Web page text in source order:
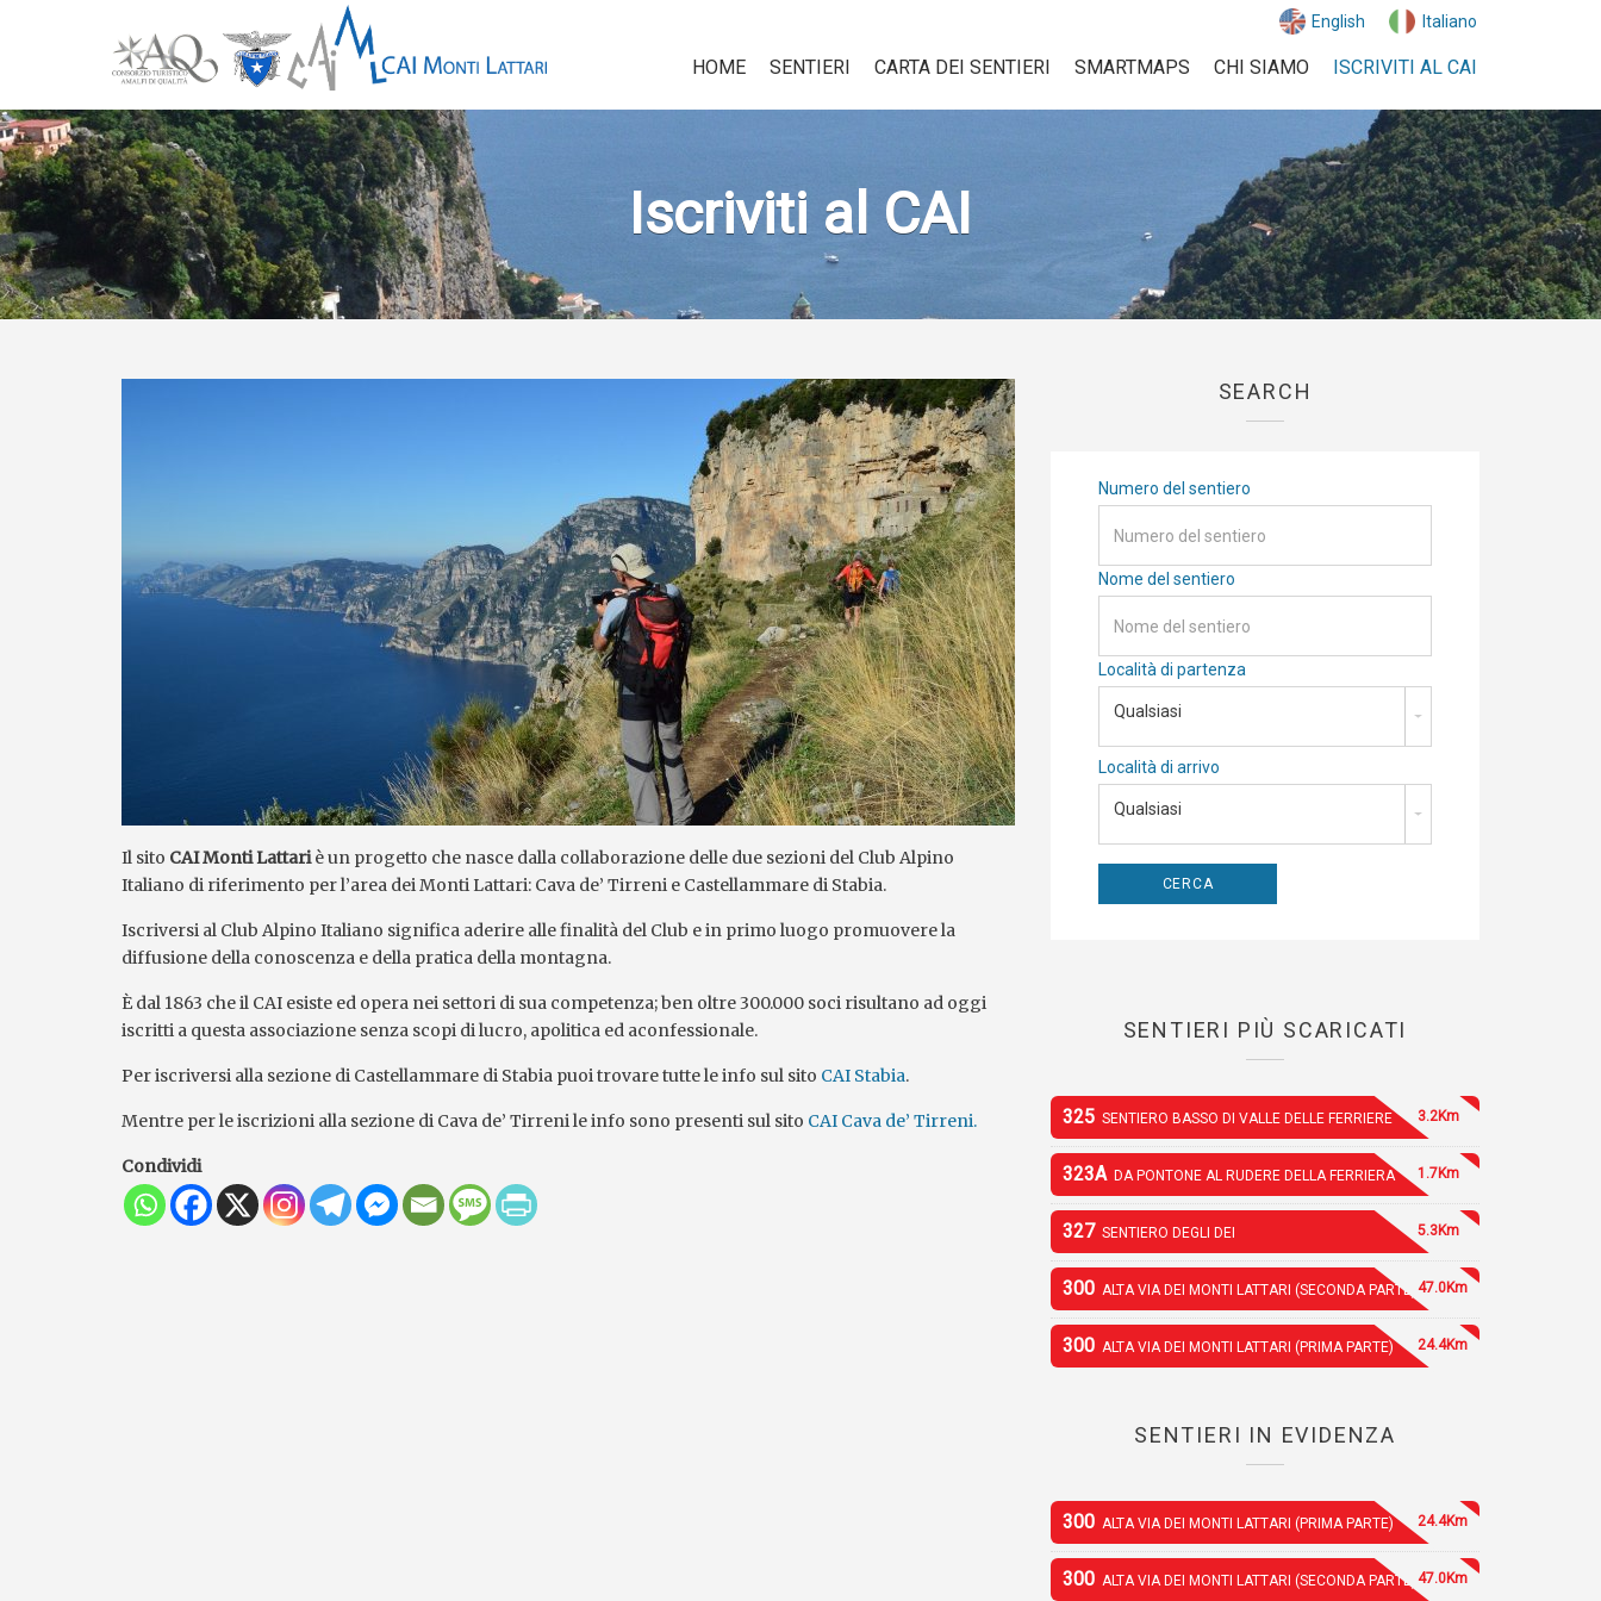
English Italiano
HOME SENTIERI CARTA DEI SENTIERI SMARTMAPS CHI SIAMO ISCRIVITI AL CAI
Iscriviti al CAI
Il sito CAI Monti Lattariè un progetto che nasce dalla collaborazione delle due sezioni del Club Alpino
Italiano di riferimento per l’area dei Monti Lattari: Cava de’ Tirreni e Castellammare di Stabia.
Iscriversi al Club Alpino Italiano significa aderire alle finalità del Club e in primo luogo promuovere la
diffusione della conoscenza e della pratica della montagna.
È dal 1863 che il CAI esiste ed opera nei settori di sua competenza; ben oltre 300.000 soci risultano ad oggi
iscritti a questa associazione senza scopi di lucro, apolitica ed aconfessionale.
Per iscriversi alla sezione di Castellammare di Stabia puoi trovare tutte le info sul sito CAI Stabia.
Mentre per le iscrizioni alla sezione di Cava de’ Tirreni le info sono presenti sul sito CAI Cava de’ Tirreni.
Condividi
SEARCH
Numero del sentiero
Nome del sentiero
Località di partenza
Qualsiasi
Località di arrivo
Qualsiasi
SENTIERI PIÙ SCARICATI
325 SENTIERO BASSO DI VALLE DELLE FERRIERE 3.2Km
323A DA PONTONE AL RUDERE DELLA FERRIERA 1.7Km
327 SENTIERO DEGLI DEI 5.3Km
300 ALTA VIA DEI MONTI LATTARI (SECONDA PARTE) 47.0Km
300 ALTA VIA DEI MONTI LATTARI (PRIMA PARTE) 24.4Km
SENTIERI IN EVIDENZA
300 ALTA VIA DEI MONTI LATTARI (PRIMA PARTE) 24.4Km
300 ALTA VIA DEI MONTI LATTARI (SECONDA PARTE) 47.0Km